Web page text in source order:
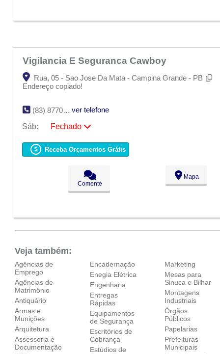
Vigilancia E Seguranca Cawboy
Rua, 05 - Sao Jose Da Mata - Campina Grande - PB
Endereço copiado!
(83) 8770-3479
ver telefone
Sáb:
Fechado
Ter:
09:00 - 18:00
Qua:
09:00 - 18:00
09:00 - 18:00
Fechado
Fechado
Receba Orçamentos Grátis
Comente
Mapa
Veja também:
Agências de
Emprego
Agências de
Matrimônio
Antiquário
Armas e
Munições
Arquitetura
Assessoria e
Documentação
Encadernação
Enegia Elétrica
Engenharia
Entregas
Rápidas
Equipamentos
de Segurança
Escritórios de
Cobrança
Estúdios de
Marketing
Mesas para
Sinuca e Bilhar
Montagens
Industriais
Órgãos
Públicos
Papelarias
Prefeituras
Municipais